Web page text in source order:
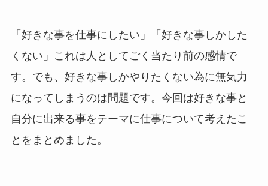
「好きな事を仕事にしたい」「好きな事しかした
くない」これは人としてごく当たり前の感情で
す。でも、好きな事しかやりたくない為に無気力
になってしまうのは問題です。今回は好きな事と
自分に出来る事をテーマに仕事について考えたこ
とをまとめました。